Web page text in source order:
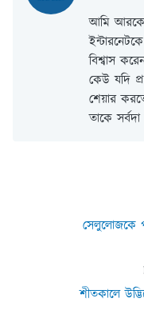
আমি আরকে
বিশ্বাস
কেউ যদি
শেয়ার
তাকে
সেলুলোজকে
শীতকালে